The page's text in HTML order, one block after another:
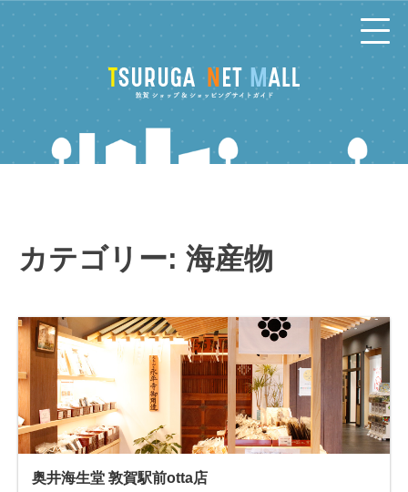
コ
ン
テ
ン
ツ
へ
カテゴリー: 海産物
奥井海生堂 敦賀駅前otta店